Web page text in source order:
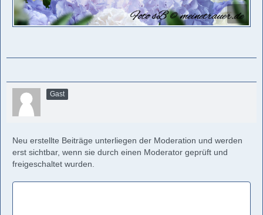
Gast
Neu erstellte Beiträge unterliegen der Moderation und werden
erst sichtbar, wenn sie durch einen Moderator geprüft und
freigeschaltet wurden.